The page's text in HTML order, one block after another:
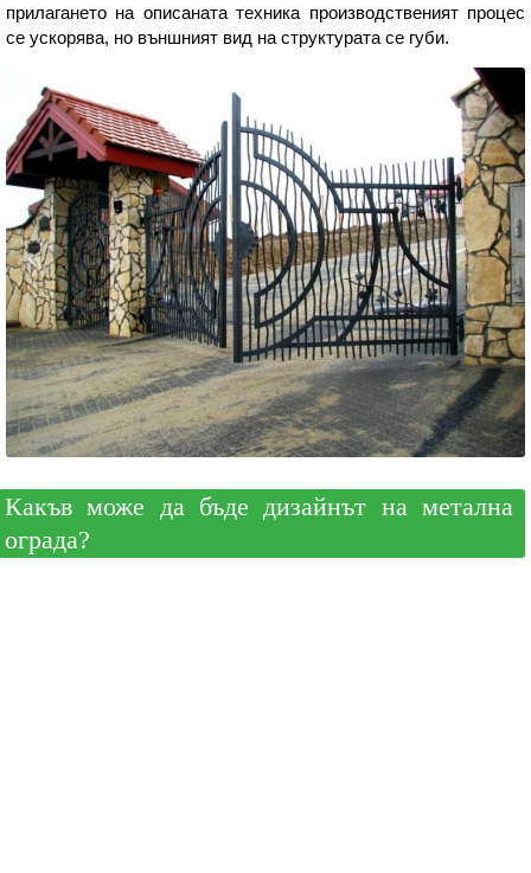
прилагането на описаната техника производственият процес
се ускорява, но външният вид на структурата се губи.
Какъв може да бъде дизайнът на метална
ограда?